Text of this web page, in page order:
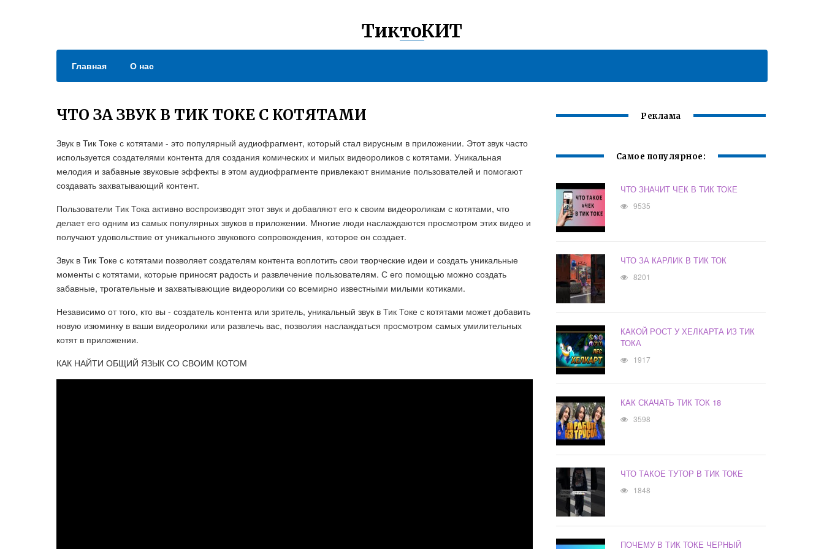
ТиктоКИТ
Главная О нас
ЧТО ЗА ЗВУК В ТИК ТОКЕ С КОТЯТАМИ
Звук в Тик Токе с котятами - это популярный аудиофрагмент, который стал вирусным в приложении. Этот звук часто
используется создателями контента для создания комических и милых видеороликов с котятами. Уникальная
мелодия и забавные звуковые эффекты в этом аудиофрагменте привлекают внимание пользователей и помогают
создавать захватывающий контент.
Пользователи Тик Тока активно воспроизводят этот звук и добавляют его к своим видеороликам с котятами, что
делает его одним из самых популярных звуков в приложении. Многие люди наслаждаются просмотром этих видео и
получают удовольствие от уникального звукового сопровождения, которое он создает.
Звук в Тик Токе с котятами позволяет создателям контента воплотить свои творческие идеи и создать уникальные
моменты с котятами, которые приносят радость и развлечение пользователям. С его помощью можно создать
забавные, трогательные и захватывающие видеоролики со всемирно известными милыми котиками.
Независимо от того, кто вы - создатель контента или зритель, уникальный звук в Тик Токе с котятами может добавить
новую изюминку в ваши видеоролики или развлечь вас, позволяя наслаждаться просмотром самых умилительных
котят в приложении.
КАК НАЙТИ ОБЩИЙ ЯЗЫК СО СВОИМ КОТОМ
Реклама
Самое популярное:
ЧТО ЗНАЧИТ ЧЕК В ТИК ТОКЕ
9535
ЧТО ЗА КАРЛИК В ТИК ТОК
8201
КАКОЙ РОСТ У ХЕЛКАРТА ИЗ ТИК
ТОКА
1917
КАК СКАЧАТЬ ТИК ТОК 18
3598
ЧТО ТАКОЕ ТУТОР В ТИК ТОКЕ
1848
ПОЧЕМУ В ТИК ТОКЕ ЧЕРНЫЙ